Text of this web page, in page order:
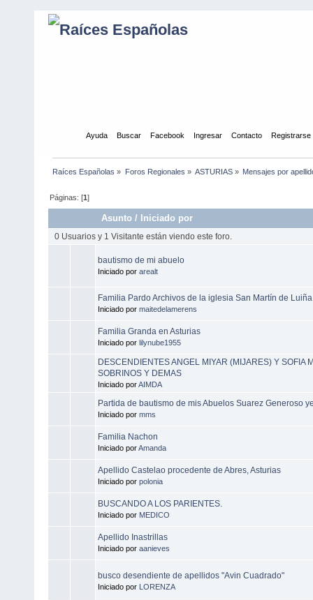
Ayuda Buscar Facebook Ingresar Contacto Registrarse
Raíces Españolas » Foros Regionales » ASTURIAS» Mensajes por
Páginas: [1]
Asunto / Iniciado por
0 Usuarios y 1 Visitante están viendo este foro.
bautismo de mi abuelo
Iniciado por arealt
Familia Pardo Archivos de la iglesia San Martín de
Iniciado por maitedelamerens
Familia Granda en Asturias
Iniciado por lilynube1955
DESCENDIENTES ANGEL MIYAR (MIJARES) Y SOFIA
SOBRINOS Y DEMAS
Iniciado porAIMDA
Partida de bautismo de mis Abuelos Suarez Generoso
Iniciado por mms
Familia Nachon
Iniciado porAmanda
Apellido Castelao procedente de Abres, Asturias
Iniciado por polonia
BUSCANDO A LOS PARIENTES.
Iniciado por MEDICO
Apellido Inastrillas
Iniciado por aanieves
busco desendiente de apellidos "Avin Cuadrado"
Iniciado por LORENZA